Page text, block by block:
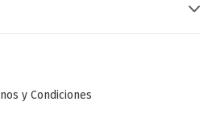
y Condiciones